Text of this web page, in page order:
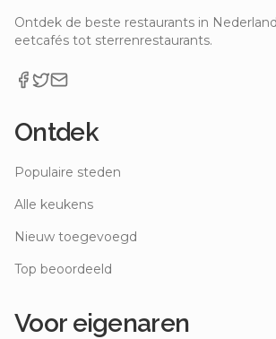
Ontdek de beste restaurants in
eetcafés tot sterrenrestaurants.
Ontdek
Populaire steden
Alle keukens
Nieuw toegevoegd
Top beoordeeld
Voor eigenaren